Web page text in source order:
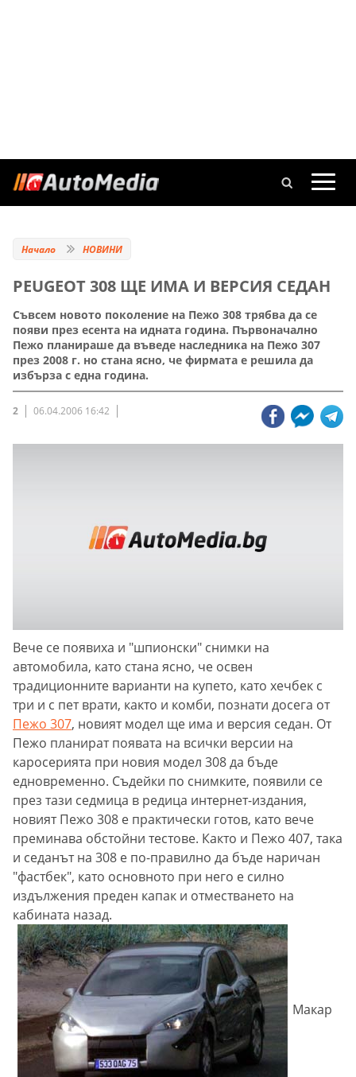
Начало НОВИНИ
PEUGEOT 308 ЩЕ ИМА И ВЕРСИЯ СЕДАН
Съвсем новото поколение на Пежо 308 трябва да се
появи през есента на идната година. Първоначално
Пежо планираше да въведе наследника на Пежо 307
през 2008 г. но стана ясно, че фирмата е решила да
избърза с една година.
2 06.04.2006 16:42
Вече се появиха и "шпионски" снимки на
автомобила, като стана ясно, че освен
традиционните варианти на купето, като хечбек с
три и с пет врати, както и комби, познати досега от
Пежо 307, новият модел ще има и версия седан. От
Пежо планират появата на всички версии на
каросерията при новия модел 308 да бъде
едновременно. Съдейки по снимките, появили се
през тази седмица в редица интернет-издания,
новият Пежо 308 е практически готов, като вече
преминава обстойни тестове. Както и Пежо 407, така
и седанът на 308 е по-правилно да бъде наричан
"фастбек", като основното при него е силно
издължения преден капак и отместването на
кабината назад.
Макар